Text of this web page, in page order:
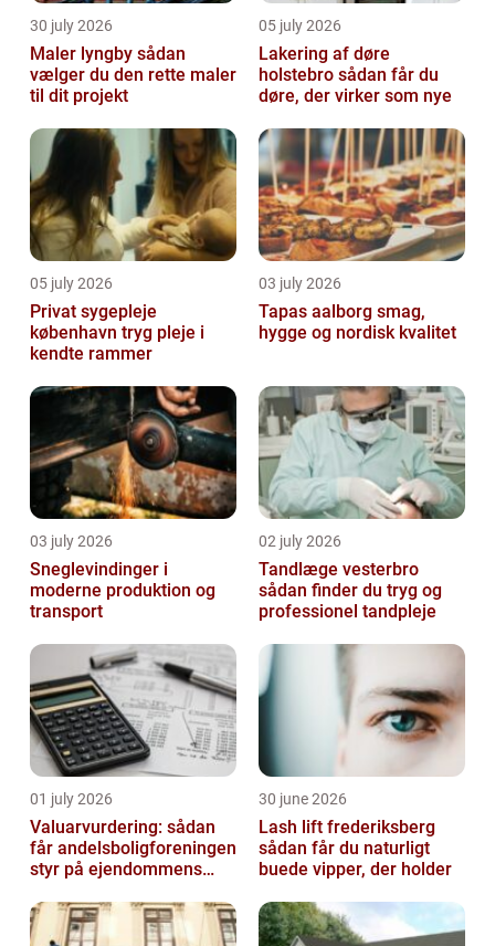
30 july 2026
Maler lyngby sådan
vælger du den rette maler
til dit projekt
05 july 2026
Lakering af døre
holstebro sådan får du
døre, der virker som nye
05 july 2026
Privat sygepleje
københavn tryg pleje i
kendte rammer
03 july 2026
Tapas aalborg smag,
hygge og nordisk kvalitet
03 july 2026
Sneglevindinger i
moderne produktion og
transport
02 july 2026
Tandlæge vesterbro
sådan finder du tryg og
professionel tandpleje
01 july 2026
Valuarvurdering: sådan
får andelsboligforeningen
styr på ejendommens
30 june 2026
Lash lift frederiksberg
sådan får du naturligt
buede vipper, der holder